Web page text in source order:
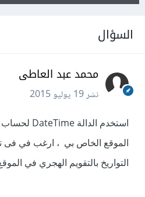
السؤال
محمد عبد العاطى
نشر19 يوليو 2015
استخدم الدالة DateTime لحساب
الموقع الخاص بي ، ارغب في فى
التواريخ بالتقويم الهجري في